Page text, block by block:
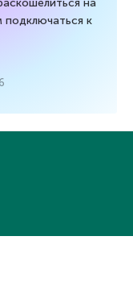
подключаться к